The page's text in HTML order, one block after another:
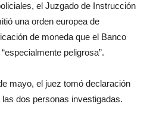
el Juzgado de Instrucción
una orden europea de
de moneda que el Banco
peligrosa”.
mayo, el juez tomó declaración
dos personas investigadas.